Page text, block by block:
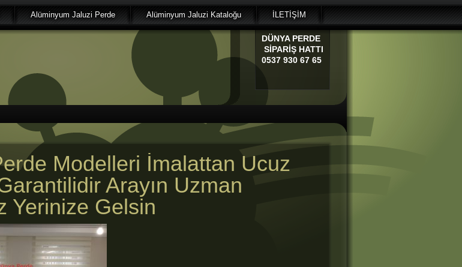
Alüminyum Jaluzi Perde Alüminyum Jaluzi Kataloğu İLETİŞİM
DÜNYAPERDE
SİPARİŞ HATTI
0537 930 67 65
Modelleri İmalattan Ucuz
Arayın Uzman
Yerinize Gelsin